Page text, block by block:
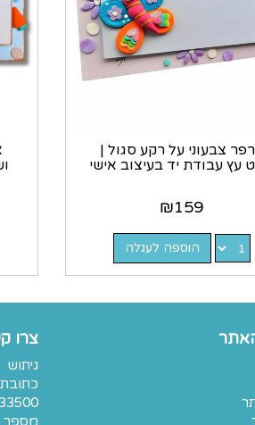
צבעוני על רקע סגול |
עץ עבודת יד בעיצוב אישי
₪159
הוספה לעגלה
צרו
גיתוש
מספר עסק: